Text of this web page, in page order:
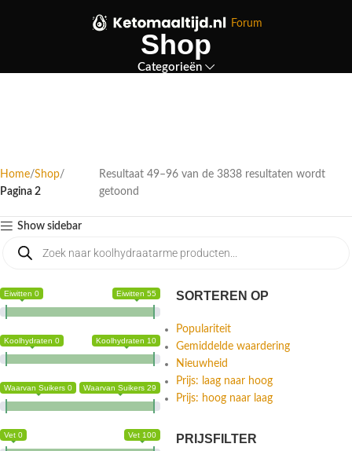
Forum
Shop
Categorieën
Home Shop
Pagina 2
Resultaat 49–96 van de 3838 resultaten wordt
getoond
Show sidebar
Eiwitten 0 Eiwitten 55
Koolhydraten 0 Koolhydraten 10
Waarvan Suikers 0 Waarvan Suikers 29
Vet 0 Vet 100
SORTEREN OP
Populariteit
Gemiddelde waardering
Nieuwheid
Prijs: laag naar hoog
Prijs: hoog naar laag
PRIJSFILTER